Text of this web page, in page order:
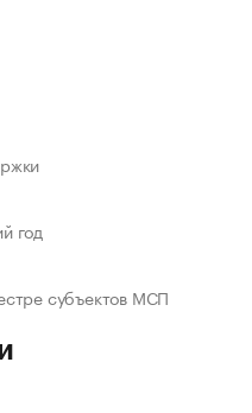
год
субъектов МСП